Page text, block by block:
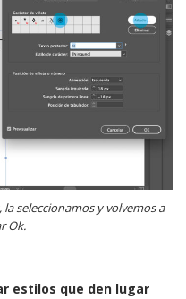
la seleccionamos y volvemos a
Ok.
estilos que den lugar